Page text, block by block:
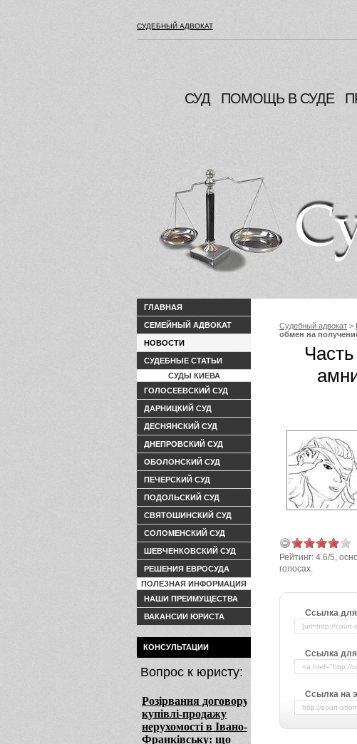
СУДЕБНЫЙ АДВОКАТ
СУД ПОМОЩЬ В СУДЕ
ГЛАВНАЯ
СЕМЕЙНЫЙ АДВОКАТ
НОВОСТИ
СУДЕБНЫЕ СТАТЬИ
СУДЫ КИЕВА
ГОЛОСЕЕВСКИЙ СУД
ДАРНИЦКИЙ СУД
ДЕСНЯНСКИЙ СУД
ДНЕПРОВСКИЙ СУД
ОБОЛОНСКИЙ СУД
ПЕЧЕРСКИЙ СУД
ПОДОЛЬСКИЙ СУД
СВЯТОШИНСКИЙ СУД
СОЛОМЕНСКИЙ СУД
ШЕВЧЕНКОВСКИЙ СУД
РЕШЕНИЯ ЕВРОСУДА
ПОЛЕЗНАЯ ИНФОРМАЦИЯ
НАШИ ПРЕИМУЩЕСТВА
ВАКАНСИИ ЮРИСТА
КОНСУЛЬТАЦИИ
Вопрос к юристу:
Судебный адвокат >
обмен на
Рейтинг: 4.6/5,
голосах.
Ссылка
Ссылка
Ссылка на